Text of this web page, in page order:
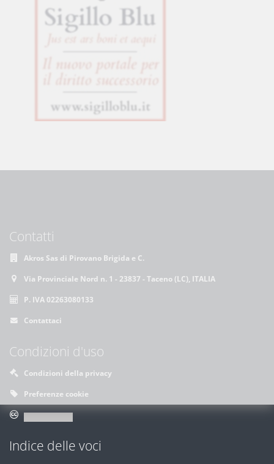
Contatti
Akros Sas di Pirovano Brigida e C.
Via Provinciale Nord n. 1 - 23837 - Taceno (LC), ITALIA
P. IVA 02263080133
Contattaci
Condizioni d'uso
Condizioni della privacy
Preferenze cookie
Indice delle voci